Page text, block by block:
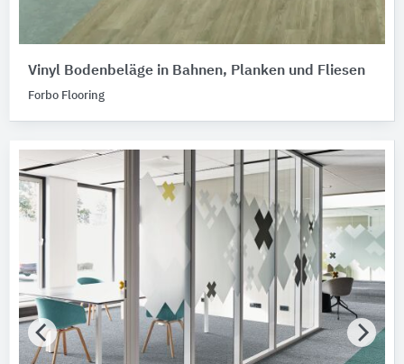
Vinyl Bodenbeläge in Bahnen, Planken und Fliesen
Forbo Flooring